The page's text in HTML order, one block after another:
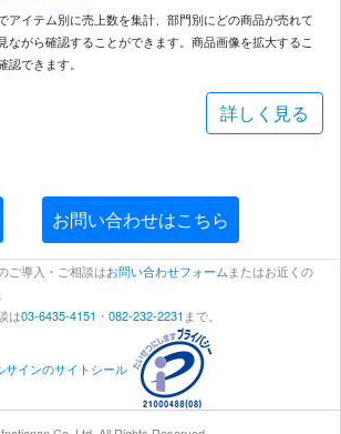
アイテム別に売上数を集計、部門別にどの商品が売れて
ながら確認することができます。商品画像を拡大するこ
できます。
詳しく見る
お問い合わせはこちら
ご導入・ご相談はお問い合わせフォームまたはお近くの
は03-6435-4151 ・ 082-232-2231 まで。